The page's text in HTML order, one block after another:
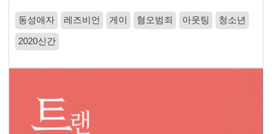
동성애자 레즈비언 게이 혐오범죄 아웃팅 청소년
2020신간